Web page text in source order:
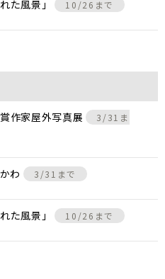
た風景」 10/26まで
作家屋外写真展
3/31ま
わ 3/31まで
た風景」 10/26まで